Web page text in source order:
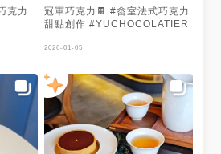
克力
冠軍巧克力🍫 #畬室法式巧克力
甜點創作 #YUCHOCOLATIER
2026-01-05